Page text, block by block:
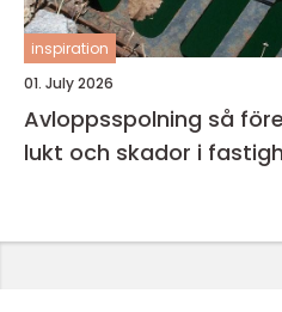
inspiration
01. July 2026
Avloppsspolning så förebygger du stopp,
lukt och skador i